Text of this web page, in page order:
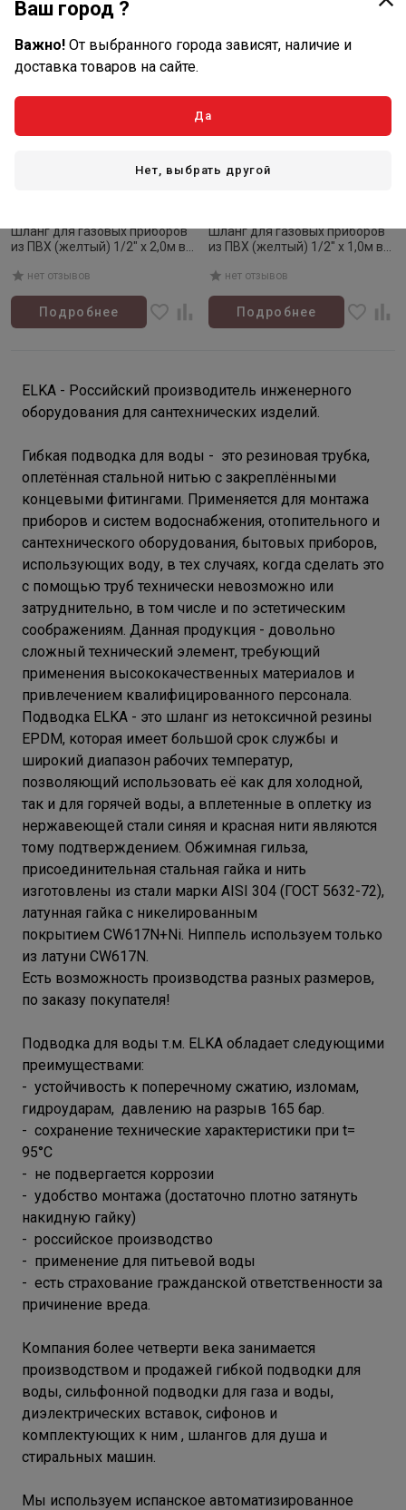
Шланг для газовых приборов
из ПВХ (желтый) 1/2" х 2,0м в/
нет отзывов
Подробнее
Шланг для газовых приборов
из ПВХ (желтый) 1/2" х 1,0м в/
нет отзывов
Подробнее
ELKA - Российский производитель инженерного
оборудования для сантехнических изделий.
Гибкая подводка для воды - это резиновая трубка,
оплетённая стальной нитью с закреплёнными
концевыми фитингами. Применяется для монтажа
приборов и систем водоснабжения, отопительного и
сантехнического оборудования, бытовых приборов,
использующих воду, в тех случа­ях, когда сделать это
с помощью труб технически невозможно или
затруд­нительно, в том числе и по эстетическим
соображениям. Данная продукция - довольно
сложный технический элемент, требующий
применения высококачественных материалов и
привлечением квалифицированного персонала.
Подводка ELKA - это шланг из нетоксичной резины
EPDM, которая имеет большой срок службы и
широкий диапазон рабочих температур,
позволяющий использовать её как для холодной,
так и для горячей воды, а вплетенные в оплетку из
нержавеющей стали синяя и красная нити являются
тому подтверждением. Обжимная гильза,
присоединительная стальная гайка и нить
изготовлены из стали марки AISI 304 (ГОСТ 5632-72),
латунная гайка с никелированным
покрытием CW617N+Ni. Ниппель используем только
из латуни CW617N.
Есть возможность производства разных размеров,
по заказу покупателя!
Подводка для воды т.м. ELKA обладает следующими
преимуществами:
- устойчивость к поперечному сжатию, изломам,
гидроударам, давлению на разрыв 165 бар.
- сохранение технические характеристики при t=
95°С
- не подвергается коррозии
- удобство монтажа (достаточно плотно затянуть
накидную гайку)
- российское производство
- применение для питьевой воды
- есть страхование гражданской ответственности за
причинение вреда.
Компания более четверти века занимается
производством и продажей гибкой подводки для
воды, сильфонной подводки для газа и воды,
диэлектрических вставок, сифонов и
комплектующих к ним , шлангов для душа и
стиральных машин.
Мы используем испанское автоматизированное
Ваш город ?
Важно! От выбранного города зависят, наличие и
доставка товаров на сайте.
Да
Нет, выбрать другой